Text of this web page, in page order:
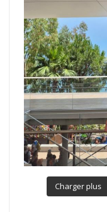
Charger plus